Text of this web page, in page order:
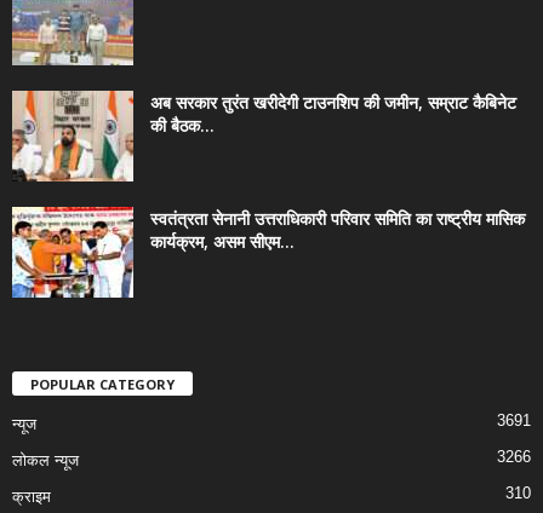
अब सरकार तुरंत खरीदेगी टाउनशिप की जमीन, सम्राट कैबिनेट
की बैठक...
स्वतंत्रता सेनानी उत्तराधिकारी परिवार समिति का राष्ट्रीय मासिक
कार्यक्रम, असम सीएम...
POPULAR CATEGORY
न्यूज 3691
लोकल न्यूज 3266
क्राइम 310